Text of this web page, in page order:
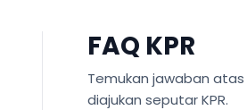
FAQ KPR
Temukan jawaban
diajukan seputar KPR.